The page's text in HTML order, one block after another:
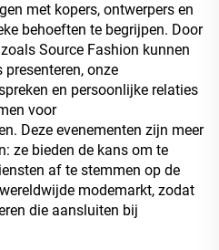
met kopers, ontwerpers en
behoeften te begrijpen. Door
Source Fashion kunnen
onze
en persoonlijke relaties
voor
Deze evenementen zijn meer
ze bieden de kans om te
af te stemmen op de
modemarkt, zodat
die aansluiten bij